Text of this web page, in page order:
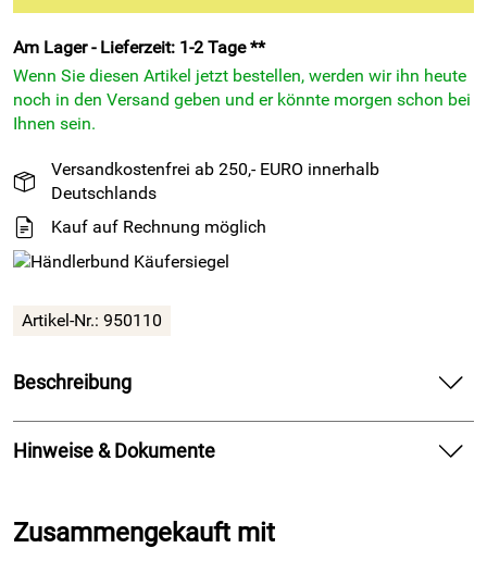
Am Lager - Lieferzeit: 1-2 Tage **
Wenn Sie diesen Artikel jetzt bestellen, werden wir ihn heute
noch in den Versand geben und er könnte morgen schon bei
Ihnen sein.
Versandkostenfrei ab 250,- EURO innerhalb
Deutschlands
Kauf auf Rechnung möglich
Artikel-Nr.: 950110
Beschreibung
SONDERPOSTEN Neopren-Zellkautschuk 6mm x 6mm -
einseitig selbstklebend - 5m Rolle
und Fettbeständigkeit geeignet.
Hinweise & Dokumente
Produktdatenblatt (1.026kB)
Zusammengekauft mit